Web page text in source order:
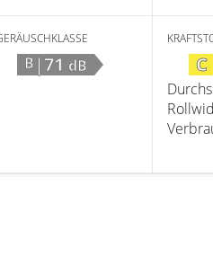
B |71 dB C